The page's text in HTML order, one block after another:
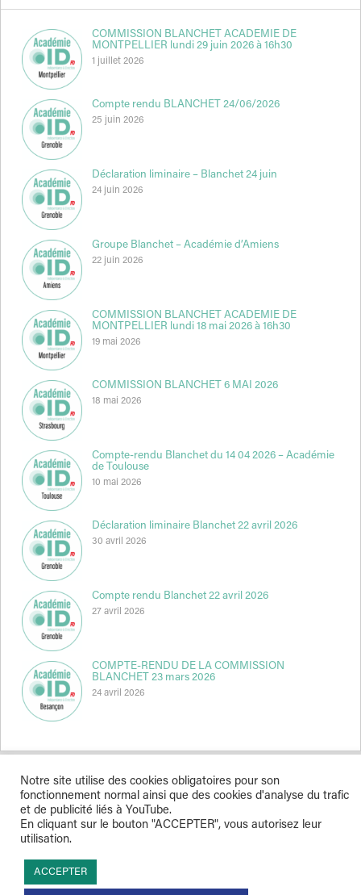
COMMISSION BLANCHET ACADEMIE DE
MONTPELLIER lundi 29 juin 2026 à 16h30
1 juillet 2026
Compte rendu BLANCHET 24/06/2026
25 juin 2026
Déclaration liminaire – Blanchet 24 juin
24 juin 2026
Groupe Blanchet – Académie d’Amiens
22 juin 2026
COMMISSION BLANCHET ACADEMIE DE
MONTPELLIER lundi 18 mai 2026 à 16h30
19 mai 2026
COMMISSION BLANCHET 6 MAI 2026
18 mai 2026
Compte-rendu Blanchet du 14 04 2026 – Académie
de Toulouse
10 mai 2026
Déclaration liminaire Blanchet 22 avril 2026
30 avril 2026
Compte rendu Blanchet 22 avril 2026
27 avril 2026
COMPTE-RENDU DE LA COMMISSION
BLANCHET 23 mars 2026
24 avril 2026
Indépendance & Direction © 2026
Notre site utilise des cookies obligatoires pour son
fonctionnement normal ainsi que des cookies d'analyse du trafic
et de publicité liés à YouTube.
En cliquant sur le bouton "ACCEPTER", vous autorisez leur
utilisation.
ACCEPTER